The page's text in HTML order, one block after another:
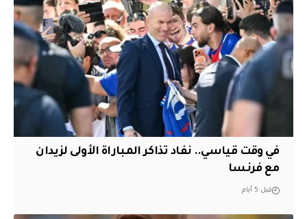
في وقت قياسي.. نفاد تذاكر المباراة الأولى لزيدان
مع فرنسا
قبل 5 أيام